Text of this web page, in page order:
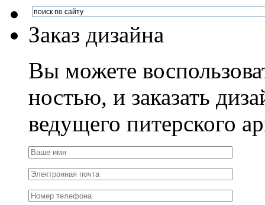
Заказ дизайна
Вы можете
ностью, и заказать
ведущего питерского